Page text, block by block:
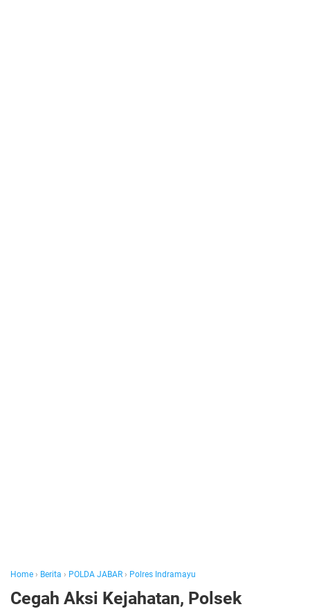
Home › Berita › POLDA JABAR › Polres Indramayu
Cegah Aksi Kejahatan, Polsek